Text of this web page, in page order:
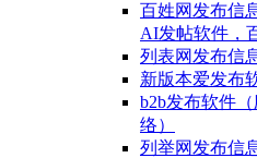
百姓网发布信
AI发帖软件，
列表网发布信
新版本爱发布
b2b发布软件
络）
列举网发布信